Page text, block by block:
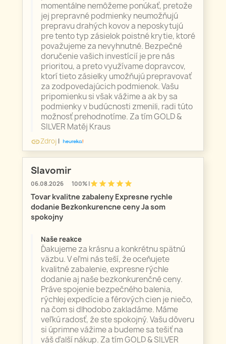
momentálne nemôžeme ponúkať, pretože
jej prepravné podmienky neumožňujú
prepravu drahých kovov a neposkytujú
pre tento typ zásielok poistné krytie, ktoré
považujeme za nevyhnutné. Bezpečné
doručenie vašich investícií je pre nás
prioritou, a preto využívame dopravcov,
ktorí tieto zásielky umožňujú prepravovať
za zodpovedajúcich podmienok. Vašu
pripomienku si však vážime a ak by sa
podmienky v budúcnosti zmenili, radi túto
možnosť prehodnotíme. Za tím GOLD &
SILVER Matěj Kraus
linkZdroj |
Slavomir
06.08.2026 100% |starstarstarstarstar
Tovar kvalitne zabaleny Expresne rychle
dodanie Bezkonkurencne ceny Ja som
spokojny
Naše reakce
Ďakujeme za krásnu a konkrétnu spätnú
väzbu. V eľmi nás teší, že oceňujete
kvalitné zabalenie, expresne rýchle
dodanie aj naše bezkonkurenčné ceny.
Práve spojenie bezpečného balenia,
rýchlej expedície a férových cien je niečo,
na čom si dlhodobo zakladáme. Máme
veľkú radosť, že ste spokojný. Vašu dôveru
si úprimne vážime a budeme sa tešiť na
váš ďalší nákup. Za tím GOLD & SILVER